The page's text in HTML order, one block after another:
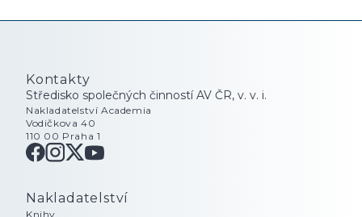
Středisko společných činností AV ČR, v. v. i.
Nakladatelství Academia
Vodičkova 40
110 00 Praha 1